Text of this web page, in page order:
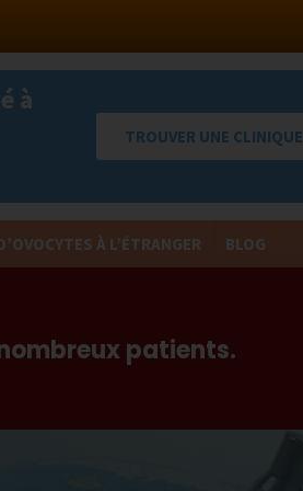
à
TROUVER UNE CLINIQUE
À L’ÉTRANGER BLOG
patients.